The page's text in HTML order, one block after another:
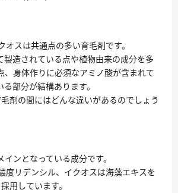
オスは共通点の多い育毛剤です。
製造されている点や植物由来の成分を多
、身体作りに必須なアミノ酸が含まれて
部分が結構あります。
剤の間にはどんな違いがあるのでしょう
ンとなっている成分です。
度リデンシル、イクオスは海藻エキスを
用しています。